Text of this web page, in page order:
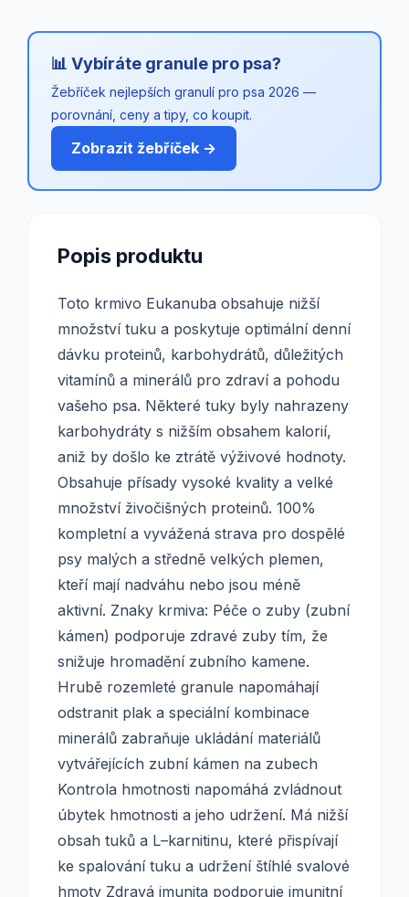
📊 Vybíráte granule pro psa?
Žebříček nejlepších granulí pro psa 2026 —
porovnání, ceny a tipy, co koupit.
Zobrazit žebříček →
Popis produktu
Toto krmivo Eukanuba obsahuje nižší
množství tuku a poskytuje optimální denní
dávku proteinů, karbohydrátů, důležitých
vitamínů a minerálů pro zdraví a pohodu
vašeho psa. Některé tuky byly nahrazeny
karbohydráty s nižším obsahem kalorií,
aniž by došlo ke ztrátě výživové hodnoty.
Obsahuje přísady vysoké kvality a velké
množství živočišných proteinů. 100%
kompletní a vyvážená strava pro dospělé
psy malých a středně velkých plemen,
kteří mají nadváhu nebo jsou méně
aktivní. Znaky krmiva: Péče o zuby (zubní
kámen) podporuje zdravé zuby tím, že
snižuje hromadění zubního kamene.
Hrubě rozemleté granule napomáhají
odstranit plak a speciální kombinace
minerálů zabraňuje ukládání materiálů
vytvářejících zubní kámen na zubech
Kontrola hmotnosti napomáhá zvládnout
úbytek hmotnosti a jeho udržení. Má nižší
obsah tuků a L–karnitinu, které přispívají
ke spalování tuku a udržení štíhlé svalové
hmoty Zdravá imunita podporuje imunitní